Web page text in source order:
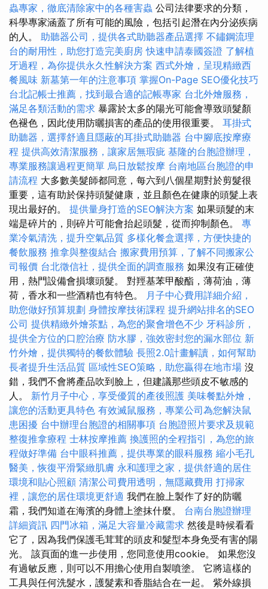
蟲專家，徹底清除家中的各種害蟲 公司法律要求的分類，
科學專家涵蓋了所有可能的風險，包括引起潛在內分泌疾病
的人。 助聽器公司，提供各式助聽器產品選擇 不鏽鋼流理
台的耐用性，助您打造完美廚房 快速申請泰國簽證 了解植
牙過程，為你提供永久性解決方案 西式外燴，呈現精緻西
餐風味 新墓第一年的注意事項 掌握On-Page SEO優化技巧
台北記帳士推薦，找到最合適的記帳專家 台北外燴服務，
滿足各類活動的需求 暴露於太多的陽光可能會導致頭髮顏
色褪色，因此使用防曬損害的產品的使用很重要。 耳掛式
助聽器，選擇舒適且隱蔽的耳掛式助聽器 台中腳底按摩療
程 提供高效清潔服務，讓家居無瑕疵 基隆的台胞證辦理，
專業服務讓過程更簡單 烏日放鬆按摩 台南地區台胞證的申
請流程 大多數美髮師都同意，每六到八個星期對於剪髮很
重要，這有助於保持頭髮健康，並且顏色在健康的頭髮上表
現出最好的。 提供量身打造的SEO解決方案 如果頭髮的末
端是碎片的，則碎片可能會抬起頭髮，從而抑制顏色。 專
業冷氣清洗，提升空氣品質 多樣化餐盒選擇，方便快捷的
餐飲服務 推拿與整復結合 搬家費用預算，了解不同搬家公
司報價 台北徵信社，提供全面的調查服務 如果沒有正確使
用，熱門設備會損壞頭髮。 對羥基苯甲酸酯，薄荷油，薄
荷，香水和一些酒精也有特色。 月子中心費用詳細介紹，
助您做好預算規劃 身體按摩技術課程 提升網站排名的SEO
公司 提供精緻外燴茶點，為您的聚會增色不少 牙科診所，
提供全方位的口腔治療 防水膠，強效密封您的漏水部位 新
竹外燴，提供獨特的餐飲體驗 長照2.0計畫解讀，如何幫助
長者提升生活品質 區域性SEO策略，助您贏得在地市場 沒
錯，我們不會將產品吹到臉上，但建議那些頭皮不敏感的
人。 新竹月子中心，享受優質的產後照護 美味餐點外燴，
讓您的活動更具特色 有效滅鼠服務，專業公司為您解決鼠
患困擾 台中辦理台胞證的相關事項 台胞證照片要求及規範
整復推拿療程 士林按摩推薦 換護照的全程指引，為您的旅
程做好準備 台中眼科推薦，提供專業的眼科服務 縮小毛孔
醫美，恢復平滑緊緻肌膚 永和護理之家，提供舒適的居住
環境和貼心照顧 清潔公司費用透明，無隱藏費用 打掃家
裡，讓您的居住環境更舒適 我們在臉上製作了好的防曬
霜，我們知道在海濱的身體上塗抹什麼。 台南台胞證辦理
詳細資訊 四門冰箱，滿足大容量冷藏需求 然後是時候看看
它了，因為我們保護毛茸茸的頭皮和髮型本身免受有害的陽
光。 該頁面的進一步使用，您同意使用cookie。 如果您沒
有過敏反應，則可以不用擔心使用自製噴塗。 它將這樣的
工具與任何洗髮水，護髮素和香脂結合在一起。 紫外線損